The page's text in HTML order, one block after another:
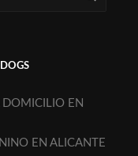
EN
EN ALICANTE